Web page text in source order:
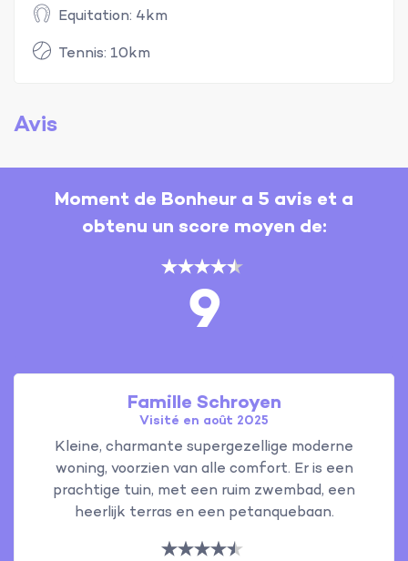
Equitation: 4km
Tennis: 10km
Avis
Moment de Bonheur a 5 avis et a
obtenu un score moyen de:
9
Famille Schroyen
Visité en août 2025
Kleine, charmante supergezellige moderne
woning, voorzien van alle comfort. Er is een
prachtige tuin, met een ruim zwembad, een
heerlijk terras en een petanquebaan.